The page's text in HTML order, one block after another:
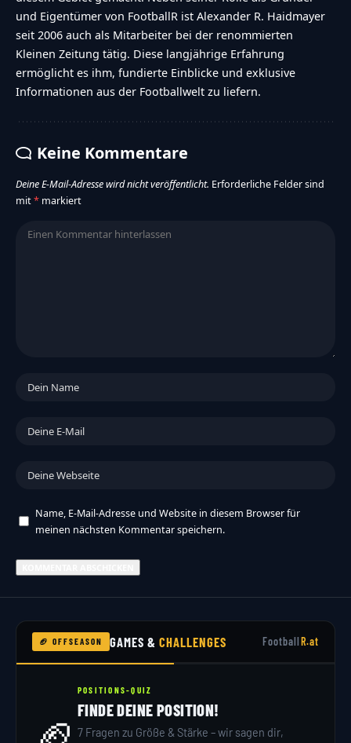
und Eigentümer von FootballR ist Alexander R. Haidmayer
seit 2006 auch als Mitarbeiter bei der renommierten
Kleinen Zeitung tätig. Diese langjährige Erfahrung
ermöglicht es ihm, fundierte Einblicke und exklusive
Informationen aus der Footballwelt zu liefern.
Keine Kommentare
Deine E-Mail-Adresse wird nicht veröffentlicht. Erforderliche Felder sind
mit* markiert
Name, E-Mail-Adresse und Website in diesem Browser für
meinen nächsten Kommentar speichern.
🏈 OFFSEASON GAMES &CHALLENGES FootballR.at
POSITIONS-QUIZ
FINDE DEINE POSITION!
7 Fragen zu Größe & Stärke – wir sagen dir,